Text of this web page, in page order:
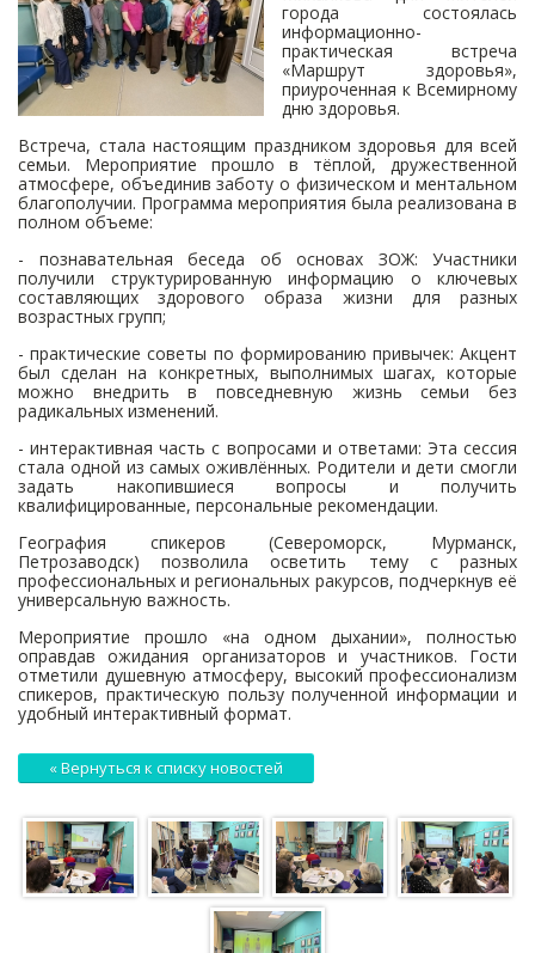
города состоялась
информационно-
практическая встреча
«Маршрут здоровья»,
приуроченная к Всемирному
дню здоровья.
Встреча, стала настоящим праздником здоровья для всей
семьи. Мероприятие прошло в тёплой, дружественной
атмосфере, объединив заботу о физическом и ментальном
благополучии. Программа мероприятия была реализована в
полном объеме:
- познавательная беседа об основах ЗОЖ: Участники
получили структурированную информацию о ключевых
составляющих здорового образа жизни для разных
возрастных групп;
- практические советы по формированию привычек: Акцент
был сделан на конкретных, выполнимых шагах, которые
можно внедрить в повседневную жизнь семьи без
радикальных изменений.
- интерактивная часть с вопросами и ответами: Эта сессия
стала одной из самых оживлённых. Родители и дети смогли
задать накопившиеся вопросы и получить
квалифицированные, персональные рекомендации.
География спикеров (Североморск, Мурманск,
Петрозаводск) позволила осветить тему с разных
профессиональных и региональных ракурсов, подчеркнув её
универсальную важность.
Мероприятие прошло «на одном дыхании», полностью
оправдав ожидания организаторов и участников. Гости
отметили душевную атмосферу, высокий профессионализм
спикеров, практическую пользу полученной информации и
удобный интерактивный формат.
« Вернуться к списку новостей